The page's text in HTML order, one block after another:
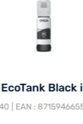
Black ink bottle
| SKU :